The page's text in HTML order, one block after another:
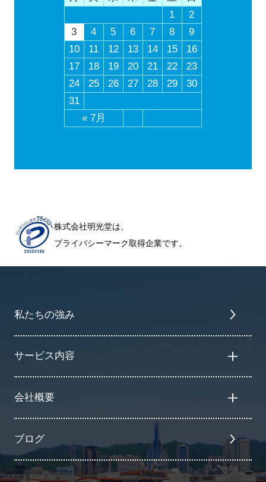
« 7月
1
2
3
4 5 6 7 8
9
10
11 12 13 14 15
16
17
18 19 20 21 22
23
24
25 26 27 28 29
30
31
株式会社明光堂は、
プライバシーマーク取得企業です。
私たちの強み
サービス内容
会社概要
ブログ